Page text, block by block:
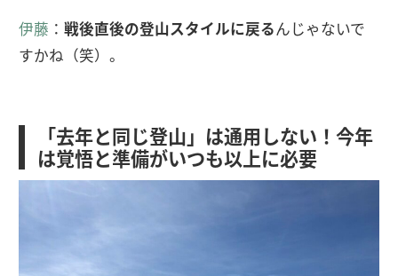
伊藤 ： 戦後直後の登山スタイルに戻るんじゃないで
すかね（笑）。
「去年と同じ登山」は通用しない！今年
は覚悟と準備がいつも以上に必要